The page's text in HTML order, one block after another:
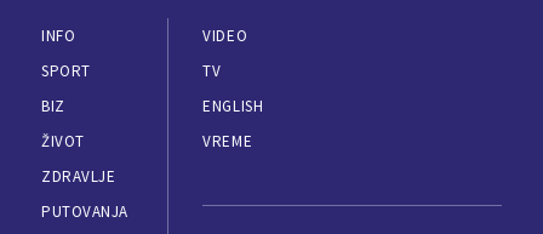
INFO
SPORT
BIZ
ŽIVOT
ZDRAVLJE
PUTOVANJA
VIDEO
TV
ENGLISH
VREME